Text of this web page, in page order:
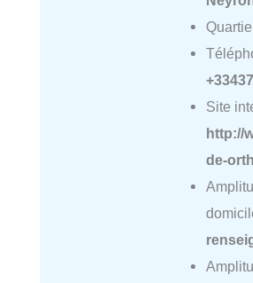
Site
http://
de-